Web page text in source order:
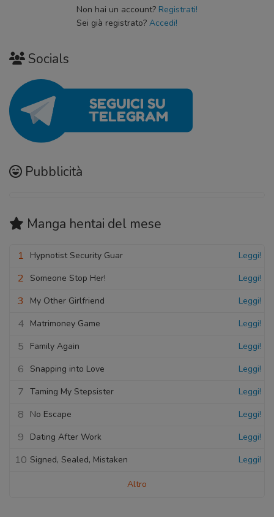
Non hai un account? Registrati!
Sei già registrato? Accedi!
Socials
Pubblicità
Manga hentai del mese
1 Hypnotist Security Guar Leggi!
2 Someone Stop Her! Leggi!
3 My Other Girlfriend Leggi!
4 Matrimoney Game Leggi!
5 Family Again Leggi!
6 Snapping into Love Leggi!
7 Taming My Stepsister Leggi!
8 No Escape Leggi!
9 Dating After Work Leggi!
10 Signed, Sealed, Mistaken Leggi!
Altro